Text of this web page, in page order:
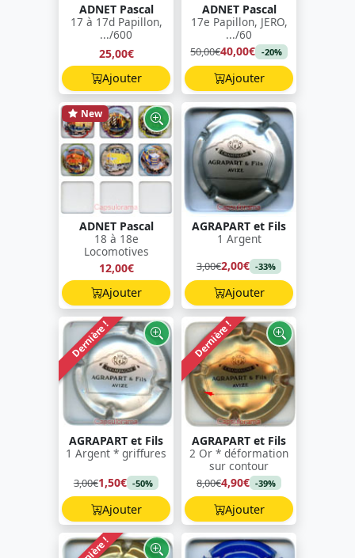
ADNET Pascal
17 à 17d Papillon,
.../600
25,00€
Ajouter
ADNET Pascal
17e Papillon, JERO,
.../60
50,00€40,00€ -20%
Ajouter
New
ADNET Pascal
18 à 18e
Locomotives
12,00€
Ajouter
AGRAPART et Fils
1 Argent
3,00€2,00€ -33%
Ajouter
Dernière !
AGRAPART et Fils
1 Argent * griffures
3,00€1,50€ -50%
Ajouter
Dernière !
AGRAPART et Fils
2 Or * déformation
sur contour
8,00€4,90€ -39%
Ajouter